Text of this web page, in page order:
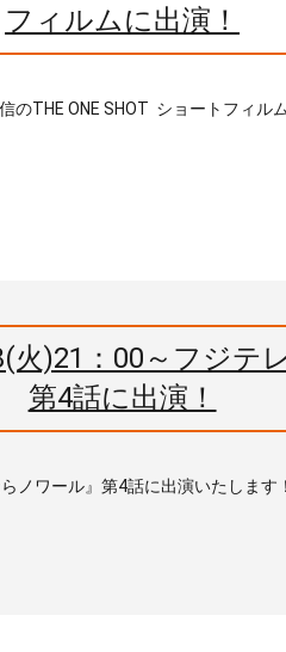
フィルムに出演！
THE ONE SHOT ショートフィル
火)21：00～フジテ
第4話に出演！
ノワール』第4話に出演いたします